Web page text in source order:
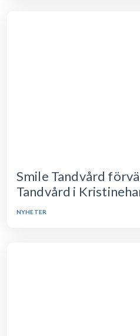
Smile Tandvård
Tandvård i
NYHETER